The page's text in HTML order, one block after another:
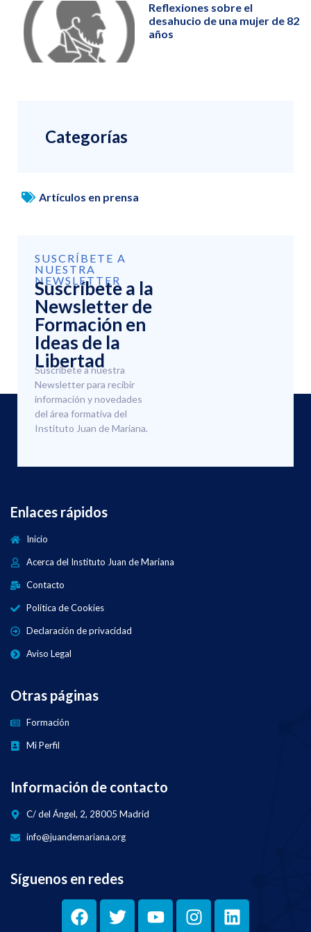
Reflexiones sobre el
desahucio de una mujer de 82
años
Categorías
Artículos en prensa
SUSCRÍBETE A
NUESTRA
NEWSLETTER
Suscríbete a la
Newsletter de
Formación en
Ideas de la
Libertad
Suscríbete a nuestra
Newsletter para recibir
información y novedades
del área formativa del
Instituto Juan de Mariana.
Enlaces rápidos
Inicio
Acerca del Instituto Juan de Mariana
Contacto
Política de Cookies
Declaración de privacidad
Aviso Legal
Otras páginas
Formación
Mi Perfil
Información de contacto
C/ del Ángel, 2, 28005 Madrid
info@juandemariana.org
Síguenos en redes